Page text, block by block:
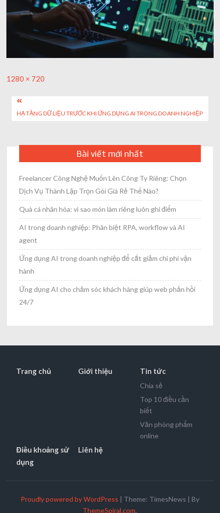
Ứng dụng AI cho chăm sóc khách hàng giúp web phản hồi
24/7
AI agent cho doanh nghiệp khác chatbot truyền thống ra sao
Full
1280 × 720
Post
navigation
HẠ TẦNG DỮ LIỆU TRƯỚC KHI ỨNG DỤNG AI TRONG DOANH NGHIỆP
Bài viết mới nhất
Freelancer Công Nghệ Muốn Lên Công Ty Riêng: Chọn
Dịch Vụ Thành Lập Trọn Gói Giá Rẻ Thế Nào?
Quà cá nhân hóa: vì sao món làm riêng luôn ghi điểm
AI trong doanh nghiệp: Phân biệt RPA, workflow và AI
agent
Ứng dụng AI trong doanh nghiệp để cắt giảm chi phí vận
hành
Ứng dụng AI cho chăm sóc khách hàng giúp web phản hồi
24/7
Trang chủ Giới thiệu Tin tức
Chia sẻ
Top 10 điều cần
biết
Văn phòng phẩm
online
Điều khoảng sử
dụng
Liên hệ
Proudly powered by WordPress | Theme: TimesNews | By
ThemeSpiral.com.